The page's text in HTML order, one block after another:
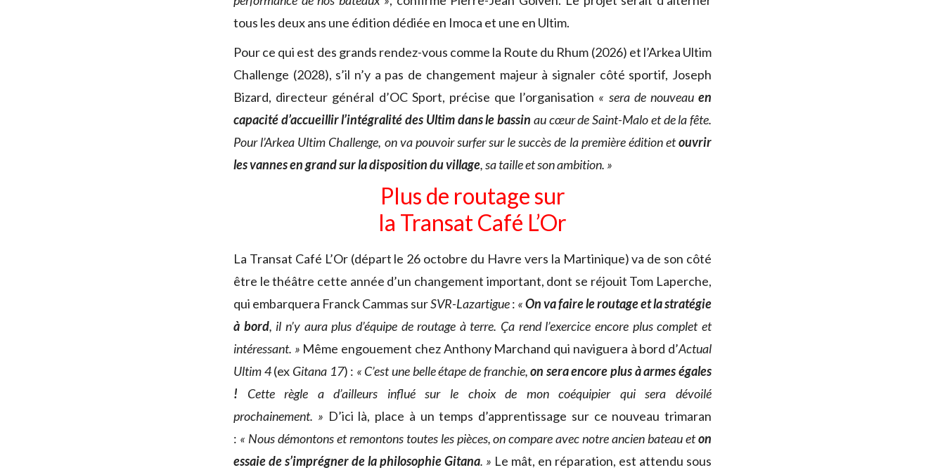
tous les deux ans une édition dédiée en Imoca et une en Ultim.
Pour ce qui est des grands rendez-vous comme la Route du Rhum (2026) et l’Arkea Ultim
Challenge (2028), s’il n’y a pas de changement majeur à signaler côté sportif, Joseph
Bizard, directeur général d’OC Sport, précise que l’organisation « sera de nouveauen
capacité d’accueillir l’intégralité des Ultim dans le bassin au cœur de Saint-Malo et de la fête.
Pour l’Arkea Ultim Challenge, on va pouvoir surfer sur le succès de la première édition etouvrir
les vannes en grand sur la disposition du village, sa taille et son ambition. »
Plus de routage sur
la Transat Café L’Or
La Transat Café L’Or (départ le 26 octobre du Havre vers la Martinique) va de son côté
être le théâtre cette année d’un changement important, dont se réjouit Tom Laperche,
qui embarquera Franck Cammas surSVR-Lazartigue: «On va faire le routage et la stratégie
à bord, il n’y aura plus d’équipe de routage à terre. Ça rend l’exercice encore plus complet et
intéressant. » Même engouement chez Anthony Marchand qui naviguera à bord d’Actual
Ultim 4(ex Gitana 17) : « C’est une belle étape de franchie,on sera encore plus à armes égales
! Cette règle a d’ailleurs influé sur le choix de mon coéquipier qui sera dévoilé
prochainement. » D’ici là, place à un temps d’apprentissage sur ce nouveau trimaran
: « Nous démontons et remontons toutes les pièces, on compare avec notre ancien bateau eton
essaie de s’imprégner de la philosophie Gitana. » Le mât, en réparation, est attendu sous